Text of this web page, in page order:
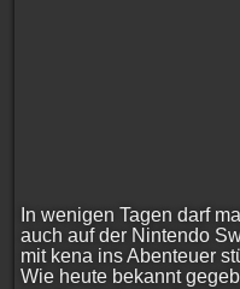
In wenigen Tagen darf
auch auf der Nintendo
mit kena ins Abenteuer
Wie heute bekannt